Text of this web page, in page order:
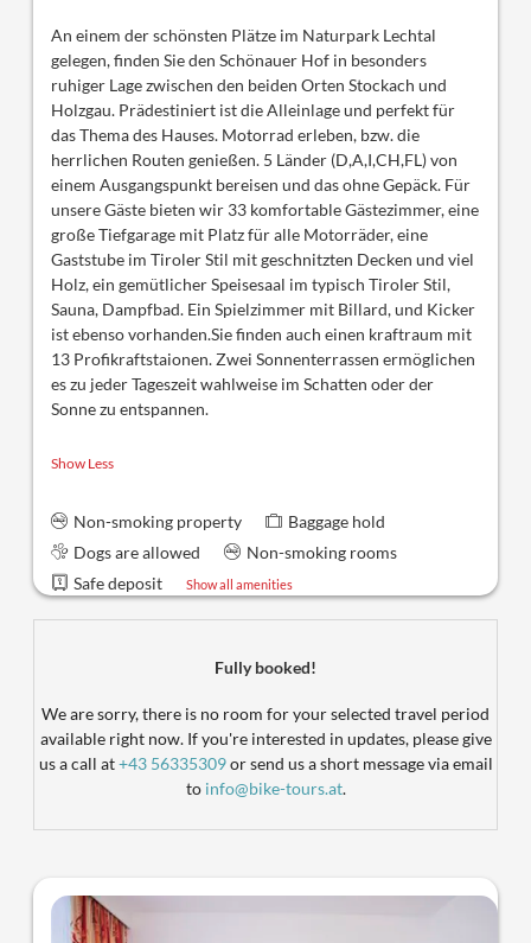
An einem der schönsten Plätze im Naturpark Lechtal
gelegen, finden Sie den Schönauer Hof in besonders
ruhiger Lage zwischen den beiden Orten Stockach und
Holzgau. Prädestiniert ist die Alleinlage und perfekt für
das Thema des Hauses. Motorrad erleben, bzw. die
herrlichen Routen genießen. 5 Länder (D,A,I,CH,FL) von
einem Ausgangspunkt bereisen und das ohne Gepäck. Für
unsere Gäste bieten wir 33 komfortable Gästezimmer, eine
große Tiefgarage mit Platz für alle Motorräder, eine
Gaststube im Tiroler Stil mit geschnitzten Decken und viel
Holz, ein gemütlicher Speisesaal im typisch Tiroler Stil,
Sauna, Dampfbad. Ein Spielzimmer mit Billard, und Kicker
ist ebenso vorhanden.Sie finden auch einen kraftraum mit
13 Profikraftstaionen.Zwei Sonnenterrassen ermöglichen
es zu jeder Tageszeit wahlweise im Schatten oder der
Sonne zu entspannen.
Show Less
Non-smoking property
Baggage hold
Dogs are allowed
Non-smoking rooms
Safe deposit
Show all amenities
Fully booked!
We are sorry, there is no room for your selected travel period
available right now. If you're interested in updates, please give
us a call at+43 56335309or send us a short message via email
to info@bike-tours.at.